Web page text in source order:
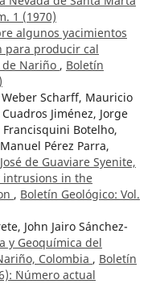
1 (1970)
algunos yacimientos
para producir cal
Nariño , Boletín
Scharff, Mauricio
Jiménez, Jorge
Botelho,
Pérez Parra,
de Guaviare Syenite,
intrusions in the
, Boletín Geológico: Vol.
John Jairo Sánchez-
y Geoquímica del
Colombia , Boletín
¨Número actual